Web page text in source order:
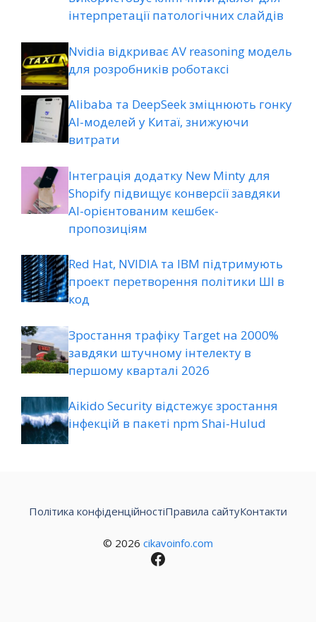
інтерпретації патологічних слайдів
Nvidia відкриває AV reasoning модель
для розробників роботаксі
Alibaba та DeepSeek зміцнюють гонку
AI-моделей у Китаї, знижуючи
витрати
Інтеграція додатку New Minty для
Shopify підвищує конверсії завдяки
AI-орієнтованим кешбек-
пропозиціям
Red Hat, NVIDIA та IBM підтримують
проект перетворення політики ШІ в
код
Зростання трафіку Target на 2000%
завдяки штучному інтелекту в
першому кварталі 2026
Aikido Security відстежує зростання
інфекцій в пакеті npm Shai-Hulud
© 2026 cikavoinfo.com
Політика конфіденційностіПравила сайтуКонтакти
Facebook